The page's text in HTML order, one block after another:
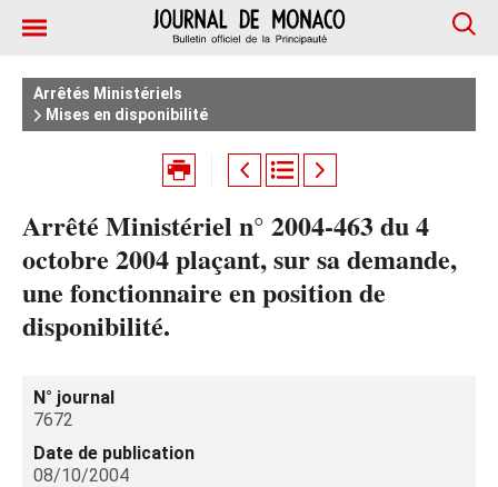
Arrêtés Ministériels
Mises en disponibilité
Arrêté Ministériel n° 2004-463 du 4
octobre 2004 plaçant, sur sa demande,
une fonctionnaire en position de
disponibilité.
N° journal
7672
Date de publication
08/10/2004